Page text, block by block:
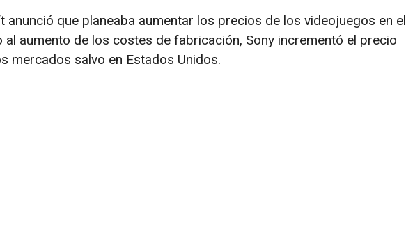
anunció que planeaba aumentar los precios de los videojuegos en el
al aumento de los costes de fabricación, Sony incrementó el precio
mercados salvo en Estados Unidos.